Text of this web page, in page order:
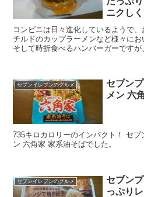
ニクし
コンビニは日々進化しているようで
チルドのカップラーメンなど様々にお
そして時折食べるハンバーガーですが
セブンイレブンのグルメ
セブン
メン 六
735キロカロリーのインパクト！ セ
ン 六角家 家系油そばでした。
セブンイレブンのグルメ
セブン
っぷり